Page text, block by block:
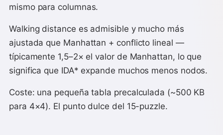
mismo para columnas.
Walking distance es admisible y mucho más
ajustada que Manhattan + conflicto lineal —
típicamente 1,5–2× el valor de Manhattan, lo que
significa que IDA* expande muchos menos nodos.
Coste: una pequeña tabla precalculada (~500 KB
para 4×4). El punto dulce del 15-puzzle.